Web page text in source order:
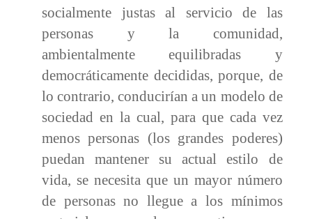
socialmente justas al servicio de las
personas y la comunidad,
ambientalmente equilibradas y
democráticamente decididas, porque, de
lo contrario, conducirían a un modelo de
sociedad en la cual, para que cada vez
menos personas (los grandes poderes)
puedan mantener su actual estilo de
vida, se necesita que un mayor número
de personas no llegue a los mínimos